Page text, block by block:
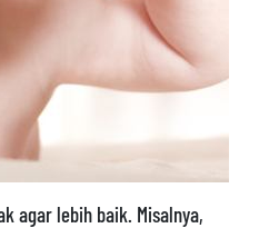
agar lebih baik. Misalnya,